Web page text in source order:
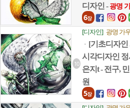
디자인 - 광명
6장
10
[디자인] 광명 가
ㆍ [기초디자인
시각디자인 정
은지t - 전구,
원
5장